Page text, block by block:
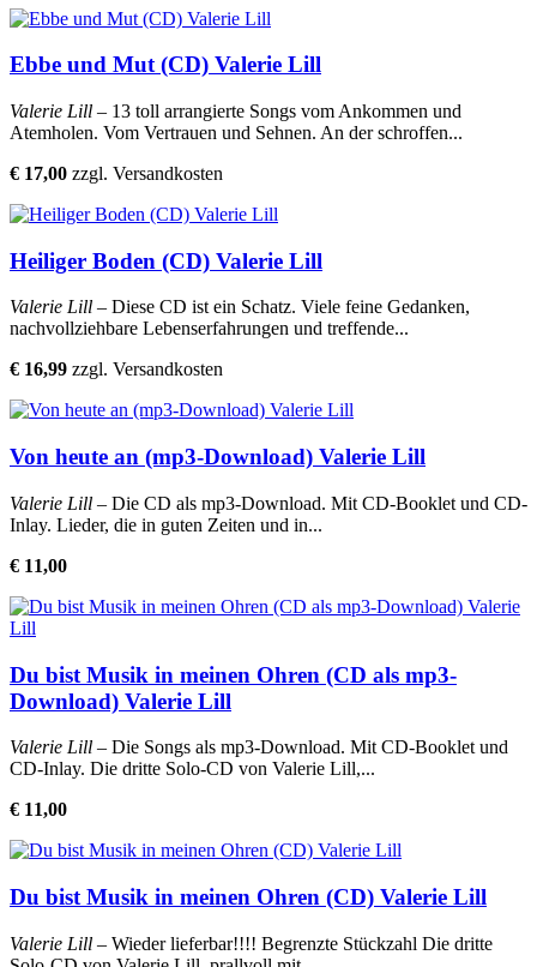
Ebbe und Mut (CD) Valerie Lill
Valerie Lill – 13 toll arrangierte Songs vom Ankommen und
Atemholen. Vom Vertrauen und Sehnen. An der schroffen...
€ 17,00 zzgl. Versandkosten
Heiliger Boden (CD) Valerie Lill
Valerie Lill – Diese CD ist ein Schatz. Viele feine Gedanken,
nachvollziehbare Lebenserfahrungen und treffende...
€ 16,99 zzgl. Versandkosten
Von heute an (mp3-Download) Valerie Lill
Valerie Lill – Die CD als mp3-Download. Mit CD-Booklet und CD-
Inlay. Lieder, die in guten Zeiten und in...
€ 11,00
Du bist Musik in meinen Ohren (CD als mp3-
Download) Valerie Lill
Valerie Lill – Die Songs als mp3-Download. Mit CD-Booklet und
CD-Inlay. Die dritte Solo-CD von Valerie Lill,...
€ 11,00
Du bist Musik in meinen Ohren (CD) Valerie Lill
Valerie Lill – Wieder lieferbar!!!! Begrenzte Stückzahl Die dritte